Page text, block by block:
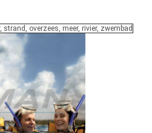
strand, overzees, meer, rivier, zwembad